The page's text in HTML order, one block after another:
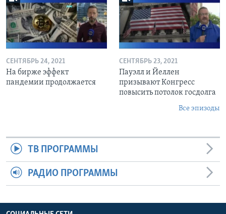
СЕНТЯБРЬ 24, 2021
На бирже эффект
пандемии продолжается
СЕНТЯБРЬ 23, 2021
Пауэлл и Йеллен
призывают Конгресс
повысить потолок госдолга
Все эпизоды
ТВ ПРОГРАММЫ
РАДИО ПРОГРАММЫ